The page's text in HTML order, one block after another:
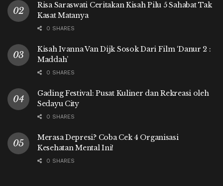
Risa Saraswati Ceritakan Kisah Pilu 5 Sahabat Tak
Kasat Matanya
0 SHARES
Kisah Ivanna Van Dijk Sosok Dari Film ‘Danur 2 :
Maddah’
0 SHARES
Gading Festival: Pusat Kuliner dan Rekreasi oleh
Sedayu City
0 SHARES
Merasa Depresi? Coba Cek 4 Organisasi
Kesehatan Mental Ini!
0 SHARES